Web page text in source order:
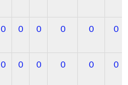
0 0 0 0 0 0
0 0 0 0 0 0